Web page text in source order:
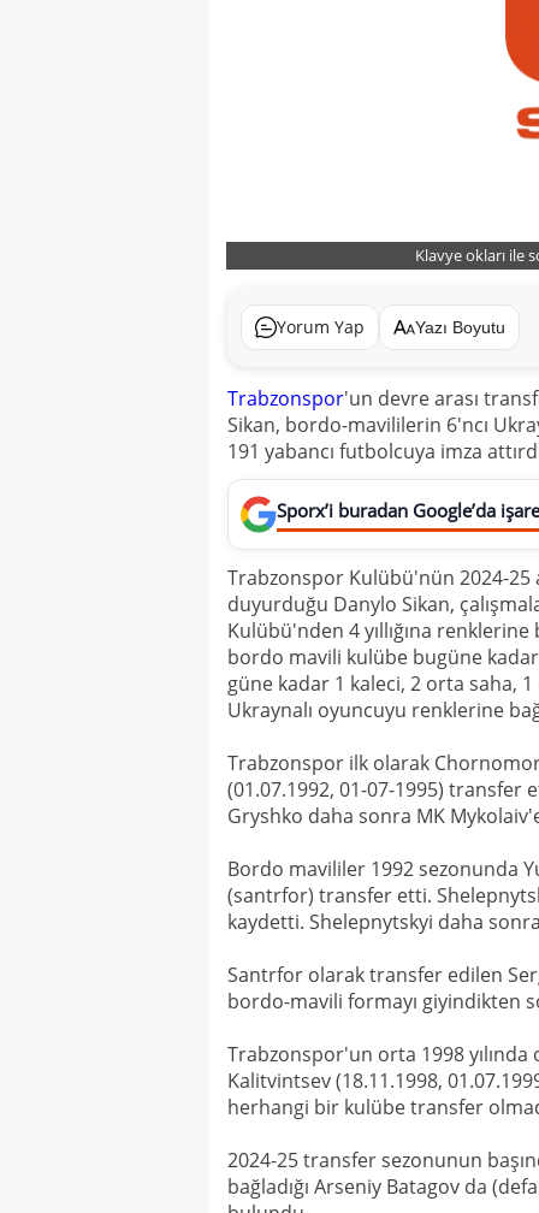
Klavye okları ile
Yorum Yap Yazı Boyutu
Trabzonspor'un devre arası
Sikan, bordo-mavililerin 6'ncı
191 yabancı futbolcuya imza
Sporx’i buradan Google’da
Trabzonspor Kulübü'nün 2024-
duyurduğu Danylo Sikan,
Kulübü'nden 4 yıllığına
bordo mavili kulübe bugüne
güne kadar 1 kaleci, 2 orta saha,
Ukraynalı oyuncuyu renklerine
Trabzonspor ilk olarak
(01.07.1992, 01-07-1995) transfer
Gryshko daha sonra MK
Bordo mavililer 1992 sezonunda
(santrfor) transfer etti.
kaydetti. Shelepnytskyi daha
Santrfor olarak transfer edilen
bordo-mavili formayı giyindikten
Trabzonspor'un orta 1998 yılında
Kalitvintsev (18.11.1998,
herhangi bir kulübe transfer
2024-25 transfer sezonunun
bağladığı Arseniy Batagov da